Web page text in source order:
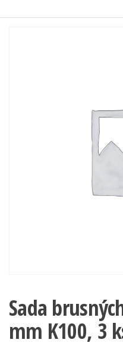
Sada
mm K100, 3